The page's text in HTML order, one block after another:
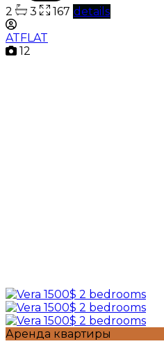
2 3 167 details
ATFLAT
12
Аренда квартиры